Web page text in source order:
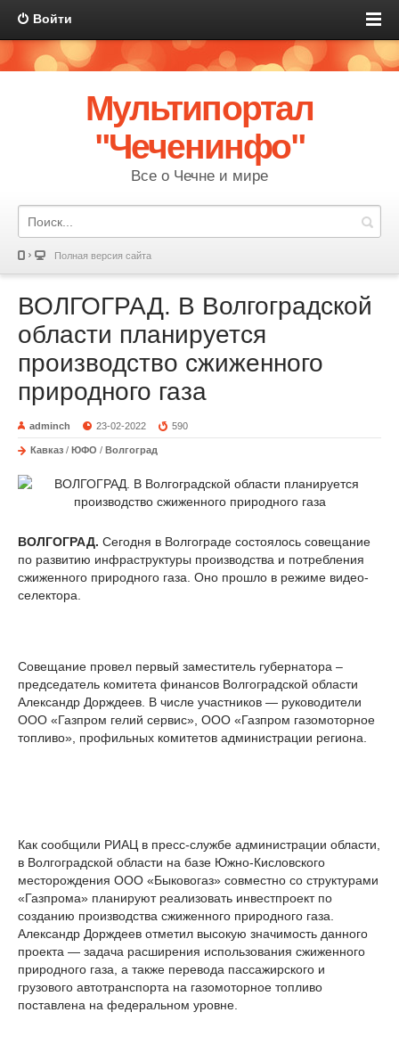
Войти
Мультипортал
"Чеченинфо"
Все о Чечне и мире
Полная версия сайта
ВОЛГОГРАД. В Волгоградской
области планируется
производство сжиженного
природного газа
adminch 23-02-2022 590
Кавказ / ЮФО / Волгоград
ВОЛГОГРАД. Сегодня в Волгограде состоялось совещание
по развитию инфраструктуры производства и потребления
сжиженного природного газа. Оно прошло в режиме видео-
селектора.
Совещание провел первый заместитель губернатора –
председатель комитета финансов Волгоградской области
Александр Дорждеев. В числе участников — руководители
ООО «Газпром гелий сервис», ООО «Газпром газомоторное
топливо», профильных комитетов администрации региона.
Как сообщили РИАЦ в пресс-службе администрации области,
в Волгоградской области на базе Южно-Кисловского
месторождения ООО «Быковогаз» совместно со структурами
«Газпрома» планируют реализовать инвестпроект по
созданию производства сжиженного природного газа.
Александр Дорждеев отметил высокую значимость данного
проекта — задача расширения использования сжиженного
природного газа, а также перевода пассажирского и
грузового автотранспорта на газомоторное топливо
поставлена на федеральном уровне.